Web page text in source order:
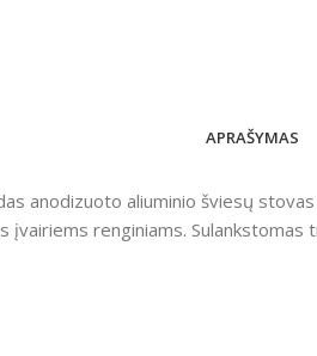
APRAŠYMAS
anodizuoto aliuminio šviesų
įvairiems renginiams.